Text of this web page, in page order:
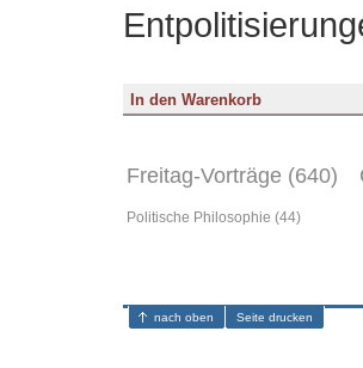
Freitag-Vorträge (640)
Politische Philosophie (44)
nach oben Seite drucken